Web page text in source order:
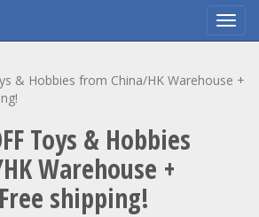
& Hobbies from China/HK Warehouse +
Toys & Hobbies
Warehouse +
shipping!